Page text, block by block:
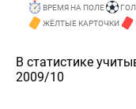
ВРЕМЯ НА ПОЛЕ
ЖЁЛТЫЕ КАРТОЧКИ
В статистике
2009/10